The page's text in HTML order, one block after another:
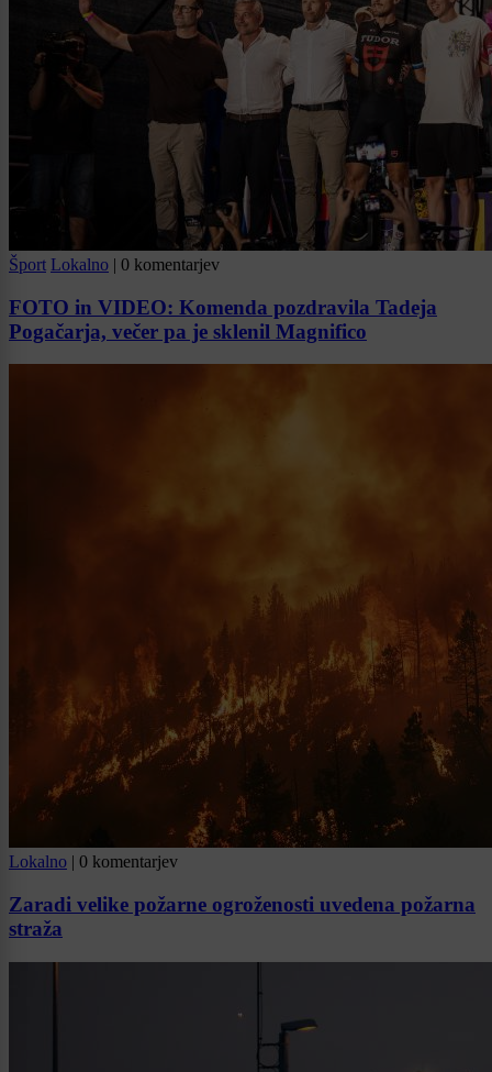
Šport Lokalno | 0 komentarjev
FOTO in VIDEO: Komenda pozdravila Tadeja
Pogačarja, večer pa je sklenil Magnifico
Lokalno | 0 komentarjev
Zaradi velike požarne ogroženosti uvedena požarna
straža